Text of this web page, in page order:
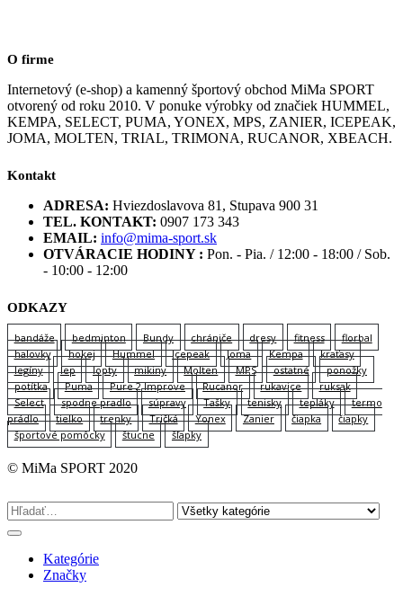
O firme
Internetový (e-shop) a kamenný športový obchod MiMa SPORT
otvorený od roku 2010. V ponuke výrobky od značiek HUMMEL,
KEMPA, SELECT, PUMA, YONEX, MPS, ZANIER, ICEPEAK,
JOMA, MOLTEN, TRIAL, TRIMONA, RUCANOR, XBEACH.
Kontakt
ADRESA: Hviezdoslavova 81, Stupava 900 31
TEL. KONTAKT: 0907 173 343
EMAIL: info@mima-sport.sk
OTVÁRACIE HODINY : Pon. - Pia. / 12:00 - 18:00 / Sob.
- 10:00 - 12:00
ODKAZY
bandáže bedminton Bundy chrániče dresy fitness
florbal
halovky
hokej Hummel Icepeak Joma Kempa
kraťasy
legíny
lep lopty mikiny Molten MPS ostatné
ponožky
potítka
Puma Pure 2 Improve Rucanor rukavice
ruksak
Select
spodne pradlo súpravy Tašky tenisky tepláky
termo
prádlo
tielko trenky Tričká Yonex Zanier čiapka
čiapky
športové pomôcky
štucne šľapky
© MiMa SPORT 2020
Kategórie
Značky